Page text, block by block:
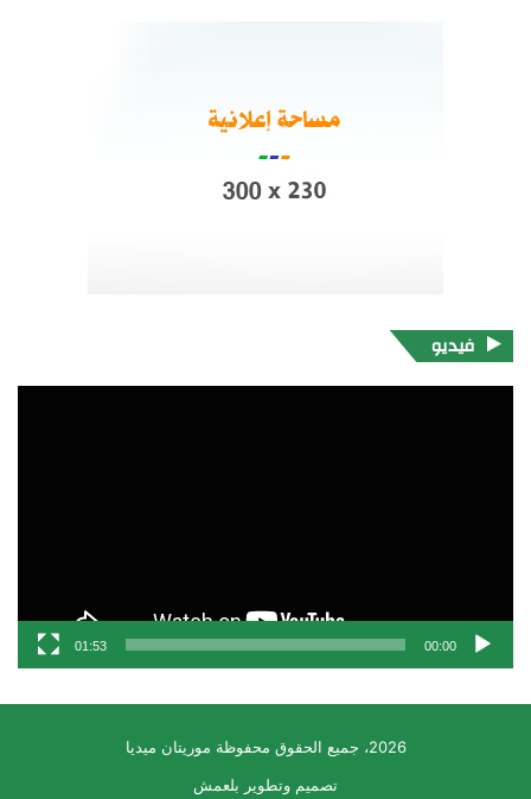
فيديو
00:00
01:53
2026، جميع الحقوق محفوظة موريتان ميديا
تصميم وتطوير بلعمش